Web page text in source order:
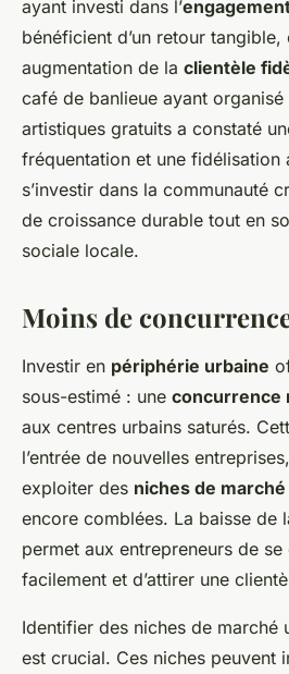
ayant investi dans l’
bénéficient d’un retour tangible,
augmentation de la clientèle
café de banlieue ayant organisé
artistiques gratuits a constaté
fréquentation et une fidélisation
s’investir dans la communauté
de croissance durable tout en
sociale locale.
Moins de
Investir en périphérie urbaine
sous-estimé : une concurrence
aux centres urbains saturés.
l’entrée de nouvelles
exploiter des niches de marché
encore comblées. La baisse de
permet aux entrepreneurs de
facilement et d’attirer une
Identifier des niches de marché
est crucial. Ces niches peuvent